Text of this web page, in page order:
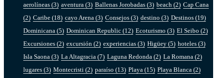
aerolíneas (3) aventura (3) Ballenas Jorobadas (3) beach (2) Cap Cana
(2) Caribe (18) cayo Arena (3) Consejos (3) destino (3) Destinos (19)
Dominicana (5) Dominican Republic (12) Ecoturismo (3) El Seibo (2)
Excursiones (2) excursión (2) experiencias (3) Higüey (5) hoteles (3)
Isla Saona (3) La Altagracia (7) Laguna Redonda (2) La Romana (2)
lugares (3) Montecristi (2) paraíso (13) Playa (15) Playa Blanca (2)